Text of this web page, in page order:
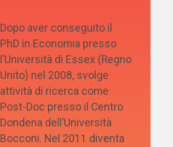
Dopo aver conseguito il
PhD in Economia presso
l’Università di Essex (Regno
Unito) nel 2008, svolge
attività di ricerca come
Post-Doc presso il Centro
Dondena dell’Università
Bocconi. Nel 2011 diventa